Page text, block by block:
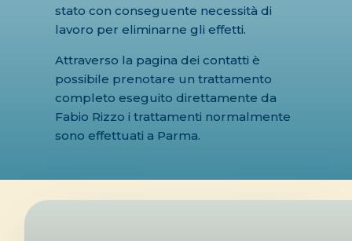
stato con conseguente necessità di
lavoro per eliminarne gli effetti.
Attraverso la pagina dei contatti è
possibile prenotare un trattamento
completo eseguito direttamente da
Fabio Rizzo i trattamenti normalmente
sono effettuati a Parma.